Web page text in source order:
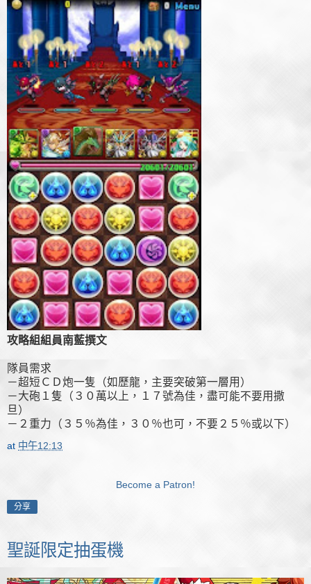
攻略組組員南藍撰文
隊員需求
－超短ＣＤ炮一隻（如歷龍，主要突破第一層用）
－大砲１隻（３０萬以上，１７號為佳，盡可能不要用撒
旦）
－２重力（３５％為佳，３０％也可，不要２５％或以下）
at 中午12:13
Become a Patron!
分享
聖誕限定抽蛋機